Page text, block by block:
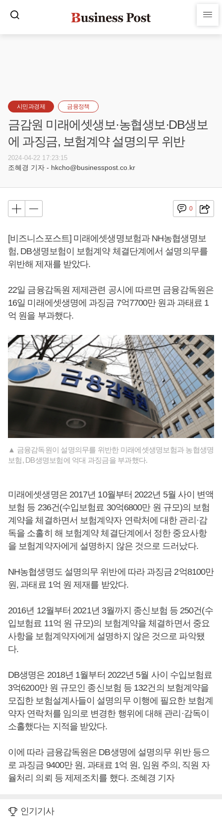
시민과경제 금융정책
금감원 미래에셋생보·농협생보·DB생보
에 과징금, 보험계약 설명의무 위반
2024-04-22 17:23:15
조혜경 기자 - hkcho@businesspost.co.kr
0
[비즈니스포스트] 미래에셋생명보험과 NH농협생명보
험, DB생명보험이 보험계약 체결단계에서 설명의무를
위반해 제재를 받았다.
22일 금융감독원 제제관련 공시에 따르면 금융감독원은
16일 미래에셋생명에 과징금 7억7700만 원과 과태료 1
억 원을 부과했다.
▲ 금융감독원이 설명의무를 위반한 미래에셋생명보험과 농협생명
보험, DB생명보험에 억대 과징금을 부과했다.
미래에셋생명은 2017년 10월부터 2022년 5월 사이 변액
보험 등 236건(수입보험료 30억6800만 원 규모)의 보험
계약을 체결하면서 보험계약자 연락처에 대한 관리·감
독을 소홀히 해 보험계약 체결단계에서 정한 중요사항
을 보험계약자에게 설명하지 않은 것으로 드러났다.
NH농협생명도 설명의무 위반에 따라 과징금 2억8100만
원, 과태료 1억 원 제재를 받았다.
2016년 12월부터 2021년 3월까지 종신보험 등 250건(수
입보험료 11억 원 규모)의 보험계약을 체결하면서 중요
사항을 보험계약자에게 설명하지 않은 것으로 파악됐
다.
DB생명은 2018년 1월부터 2022년 5월 사이 수입보험료
3억6200만 원 규모인 종신보험 등 132건의 보험계약을
모집한 보험설계사들이 설명의무 이행에 필요한 보험계
약자 연락처를 임의로 변경한 행위에 대해 관리·감독이
소홀했다는 지적을 받았다.
이에 따라 금융감독원은 DB생명에 설명의무 위반 등으
로 과징금 9400만 원, 과태료 1억 원, 임원 주의, 직원 자
율처리 의뢰 등 제제조치를 했다. 조혜경 기자
인기기사